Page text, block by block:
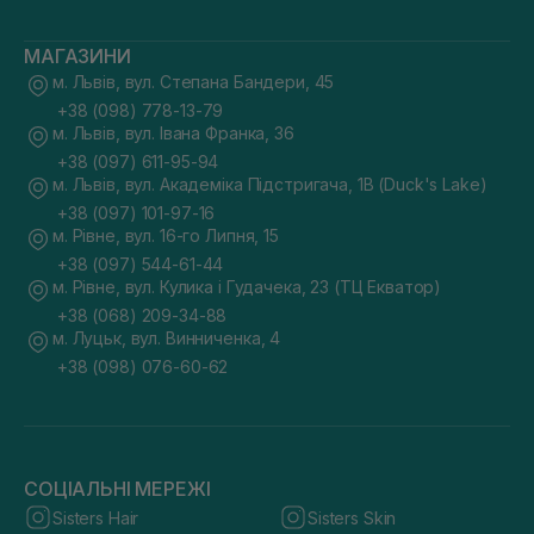
«Правильно підібраний набір для
карбокситерапії та дотримання всіх
рекомендацій з його застосування
дасть яскравий ефект, близький до
результатів інвазивного методу».
Купити карбокситерапію в Україні
Карбокситерапія вдома — це можливість отримати
професійний догляд у зручний час, без необхідності
відвідувати косметолога. Придбати набір можна в інтернет-
магазині SISTERS, тут представлений асортимент продукції
є можливість самостійно забрати замовлення у Львові,
Луцьку та Рівному.​
МАГАЗИНИ
м. Львів, вул. Степана Бандери, 45
+38 (098) 778-13-79
м. Львів, вул. Івана Франка, 36
+38 (097) 611-95-94
м. Львів, вул. Академіка Підстригача, 1В (Duck's Lake)
+38 (097) 101-97-16
м. Рівне, вул. 16-го Липня, 15
+38 (097) 544-61-44
м. Рівне, вул. Кулика і Гудачека, 23 (ТЦ Екватор)
+38 (068) 209-34-88
м. Луцьк, вул. Винниченка, 4
+38 (098) 076-60-62
СОЦІАЛЬНІ МЕРЕЖІ
Sisters Hair Sisters Skin